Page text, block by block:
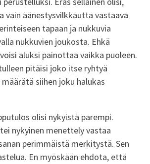
vain äänestysvilkkautta vastaava
tapaan ja nukkuvia
nukkuvien joukosta. Ehkä
aluksi painottaa vaikka puoleen.
pitäisi joko itse ryhtyä
siihen joku halukas
olisi nykyistä parempi.
nykyinen menettely vastaa
perimmäistä merkitystä. Sen
En myöskään ehdota, että